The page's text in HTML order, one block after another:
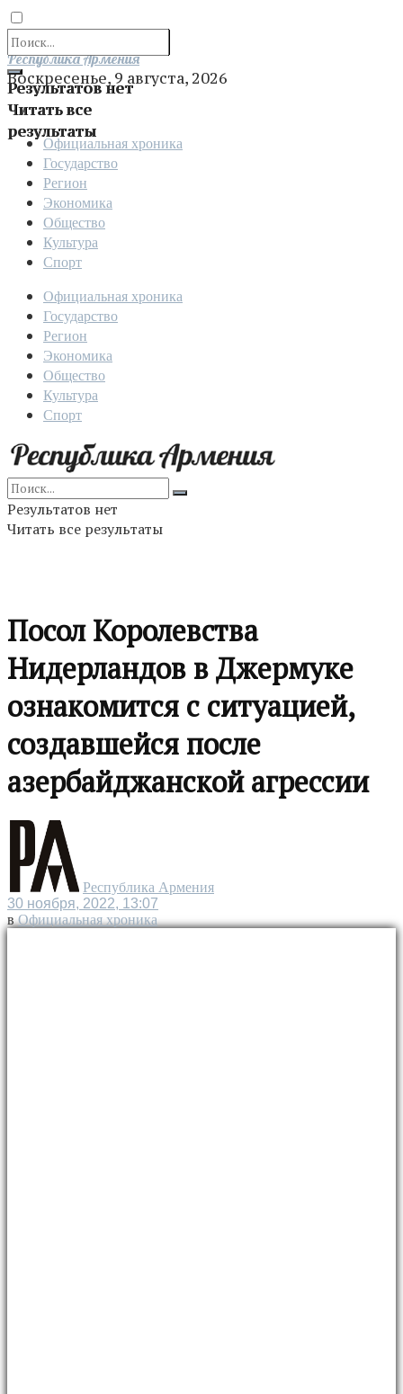
Результатов нет
Читать все
результаты
Отправить
Республика Армения
Воскресенье, 9 августа, 2026
Официальная хроника
Государство
Регион
Экономика
Общество
Культура
Спорт
Официальная хроника
Государство
Регион
Экономика
Общество
Культура
Спорт
Результатов нет
Читать все результаты
Посол Королевства
Нидерландов в Джермуке
ознакомится с ситуацией,
создавшейся после
азербайджанской агрессии
Республика Армения
30 ноября, 2022, 13:07
в Официальная хроника